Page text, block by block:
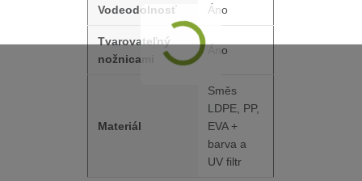
Vodeodolnosť Áno
Tvarovateľný
nožnicami
Áno
Materiál
Směs
LDPE, PP,
EVA +
barva a
UV filtr